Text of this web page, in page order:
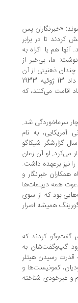
پس
در برابر
اکراه به
بی‌خبر از
از آن
نداشتیم- دست‌های‌مان را بالا بردیم.» خانواده داد 13 ژوئیه 1933
می‌کنند، که
شد.
به نام
شیکاگو
او آن زمان
داشت.
خبرنگار و
دیپلمات‌ها
که از سوی
همیشه اصرار
کردند که
به
هیتلر
و
شناخته